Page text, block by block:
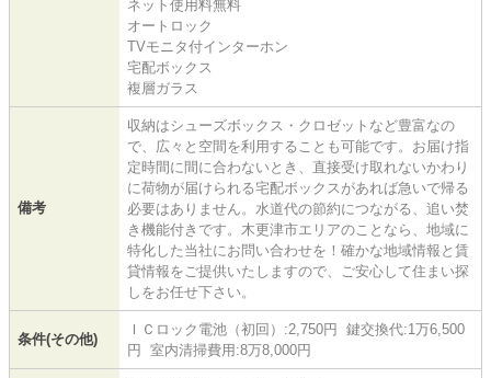
ネット使用料無料
オートロック
TVモニタ付インターホン
宅配ボックス
複層ガラス
備考
収納はシューズボックス・クロゼットなど豊富なの
で、広々と空間を利用することも可能です。お届け指
定時間に間に合わないとき、直接受け取れないかわり
に荷物が届けられる宅配ボックスがあれば急いで帰る
必要はありません。水道代の節約につながる、追い焚
き機能付きです。木更津市エリアのことなら、地域に
特化した当社にお問い合わせを！確かな地域情報と賃
貸情報をご提供いたしますので、ご安心して住まい探
しをお任せ下さい。
条件(その他)
ＩＣロック電池（初回）:2,750円 鍵交換代:1万6,500
円 室内清掃費用:8万8,000円